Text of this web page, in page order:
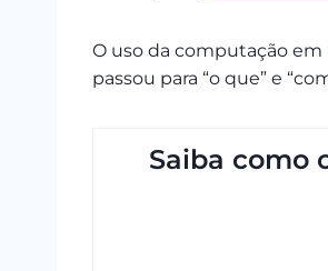
O uso da computação
passou para “o que” e
Saiba como